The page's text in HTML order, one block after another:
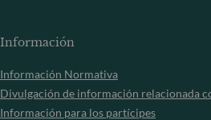
Información
Información Normativa
Divulgación de información relacionada
Información para los partícipes